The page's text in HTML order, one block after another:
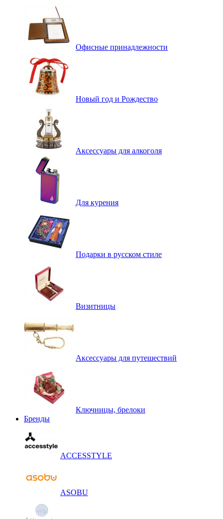
Офисные принадлежности
Новый год и Рождество
Аксессуары для алкоголя
Для курения
Подарки в русском стиле
Визитницы
Аксессуары для путешествий
Ключницы, брелоки
Бренды
ACCESSTYLE
ASOBU